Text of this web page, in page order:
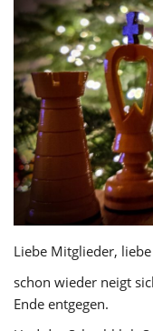
Liebe Mitglieder,
schon wieder neigt
Ende entgegen.